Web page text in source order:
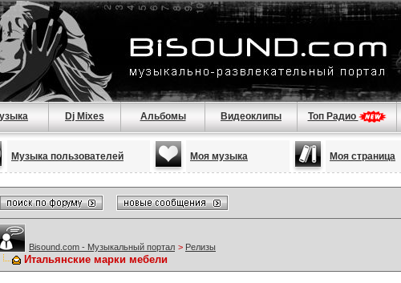
Dj Mixes Альбомы Видеоклипы Топ Радио
Музыка пользователей Моя музыка Моя страница
Bisound.com - Музыкальный портал > Релизы
Итальянские марки мебели